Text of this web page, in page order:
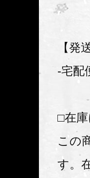
【発
-宅配
□在
この
す。